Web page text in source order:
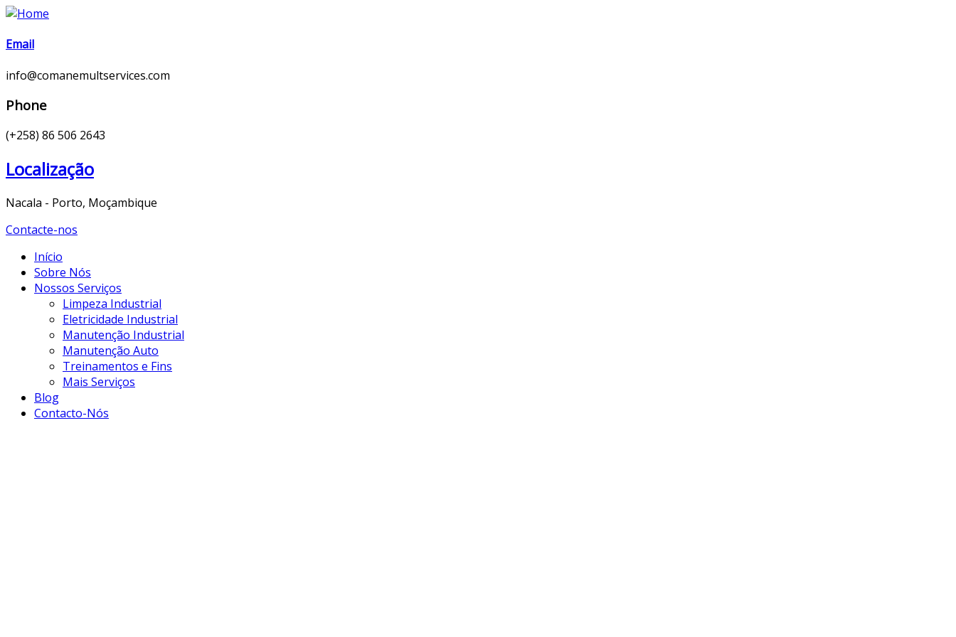
Email
info@comanemultservices.com
Phone
(+258) 86 506 2643
Localização
Nacala - Porto, Moçambique
Contacte-nos
Início
Sobre Nós
Nossos Serviços
Limpeza Industrial
Eletricidade Industrial
Manutenção Industrial
Manutenção Auto
Treinamentos e Fins
Mais Serviços
Blog
Contacto-Nós